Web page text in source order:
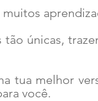
únicas,
tua melhor
você.